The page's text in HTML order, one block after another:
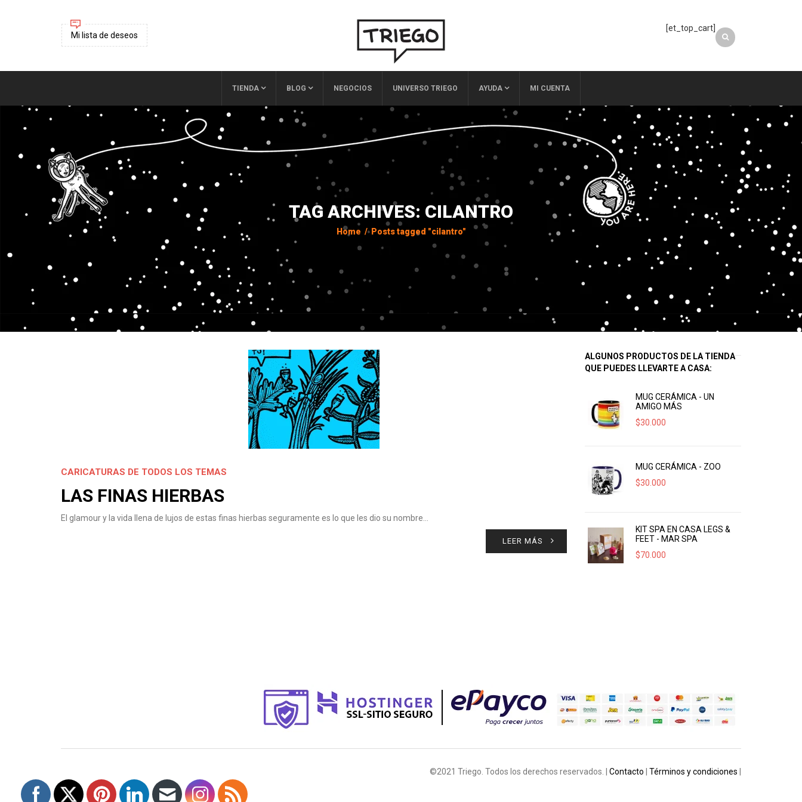
Mi lista de deseos
[et_top_cart]
TIENDA BLOG NEGOCIOS UNIVERSO TRIEGO AYUDA MI CUENTA
TAG ARCHIVES: CILANTRO
Home / Posts tagged "cilantro"
CARICATURAS DE TODOS LOS TEMAS
LAS FINAS HIERBAS
El glamour y la vida llena de lujos de estas finas hierbas seguramente es lo que les dio su nombre…
LEER MÁS
ALGUNOS PRODUCTOS DE LA TIENDA
QUE PUEDES LLEVARTE A CASA:
MUG CERÁMICA - UN
AMIGO MÁS
$30.000
MUG CERÁMICA - ZOO
$30.000
KIT SPA EN CASA LEGS &
FEET - MAR SPA
$70.000
©2021 Triego. Todos los derechos reservados. | Contacto Términos y condiciones